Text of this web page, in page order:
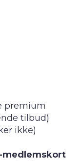
premium
tilbud)
ikke)
medlemskort